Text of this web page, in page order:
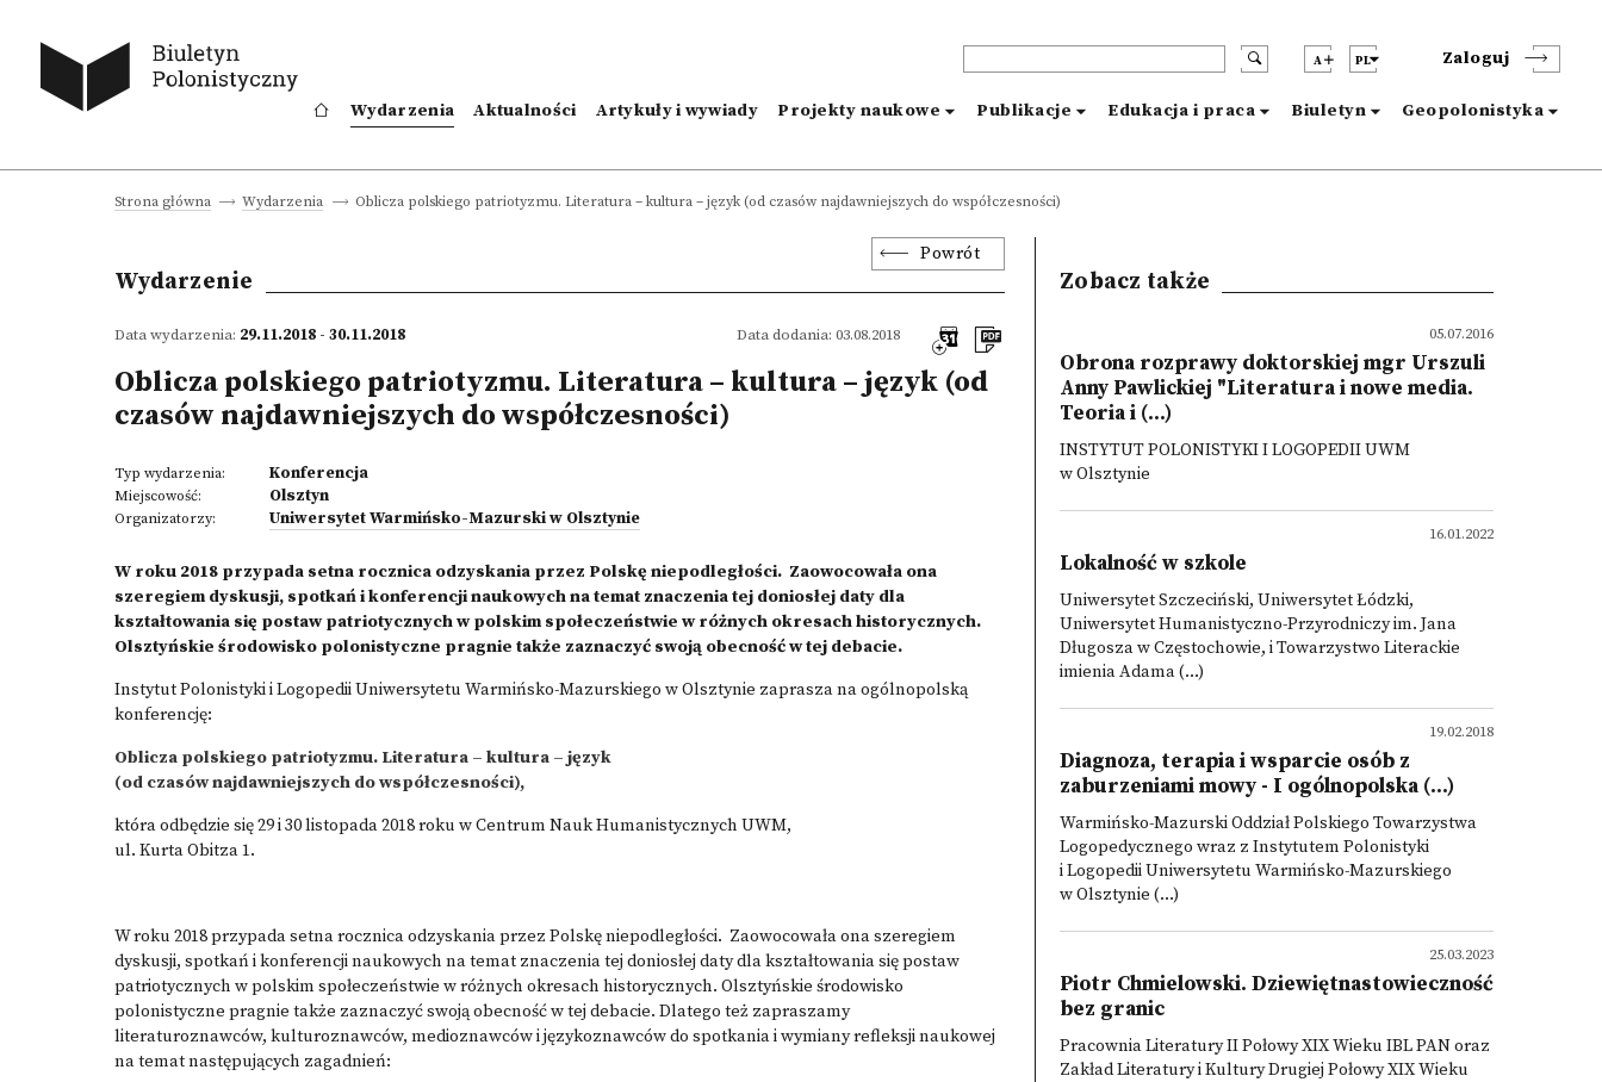
A PL Zaloguj
Wydarzenia Aktualności Artykuły i wywiady Projekty naukowe Publikacje Edukacja i praca Biuletyn Geopolonistyka
Strona główna Wydarzenia Oblicza polskiego patriotyzmu. Literatura – kultura – język (od czasów najdawniejszych do współczesności)
Powrót
Wydarzenie
Data wydarzenia: 29.11.2018 - 30.11.2018 Data dodania: 03.08.2018
Oblicza polskiego patriotyzmu. Literatura – kultura – język (od
czasów najdawniejszych do współczesności)
Typ wydarzenia: Konferencja
Miejscowość: Olsztyn
Organizatorzy: Uniwersytet Warmińsko-Mazurski w Olsztynie
W roku 2018 przypada setna rocznica odzyskania przez Polskę niepodległości. Zaowocowała ona
szeregiem dyskusji, spotkań i konferencji naukowych na temat znaczenia tej doniosłej daty dla
kształtowania się postaw patriotycznych w polskim społeczeństwie w różnych okresach historycznych.
Olsztyńskie środowisko polonistyczne pragnie także zaznaczyć swoją obecność w tej debacie.
Instytut Polonistyki i Logopedii Uniwersytetu Warmińsko-Mazurskiego w Olsztynie zaprasza na ogólnopolską
konferencję:
Oblicza polskiego patriotyzmu. Literatura – kultura – język
(od czasów najdawniejszych do współczesności),
która odbędzie się 29 i 30 listopada 2018 roku w Centrum Nauk Humanistycznych UWM,
ul. Kurta Obitza 1.
W roku 2018 przypada setna rocznica odzyskania przez Polskę niepodległości. Zaowocowała ona szeregiem
dyskusji, spotkań i konferencji naukowych na temat znaczenia tej doniosłej daty dla kształtowania się postaw
patriotycznych w polskim społeczeństwie w różnych okresach historycznych. Olsztyńskie środowisko
polonistyczne pragnie także zaznaczyć swoją obecność w tej debacie. Dlatego też zapraszamy
literaturoznawców, kulturoznawców, medioznawców i językoznawców do spotkania i wymiany refleksji naukowej
na temat następujących zagadnień:
Zobacz także
05.07.2016
Obrona rozprawy doktorskiej mgr Urszuli
Anny Pawlickiej "Literatura i nowe media.
Teoria i (...)
INSTYTUT POLONISTYKI I LOGOPEDII UWM
w Olsztynie
16.01.2022
Lokalność w szkole
Uniwersytet Szczeciński, Uniwersytet Łódzki,
Uniwersytet Humanistyczno-Przyrodniczy im. Jana
Długosza w Częstochowie, i Towarzystwo Literackie
imienia Adama (...)
19.02.2018
Diagnoza, terapia i wsparcie osób z
zaburzeniami mowy - I ogólnopolska (...)
Warmińsko-Mazurski Oddział Polskiego Towarzystwa
Logopedycznego wraz z Instytutem Polonistyki
i Logopedii Uniwersytetu Warmińsko-Mazurskiego
w Olsztynie (...)
25.03.2023
Piotr Chmielowski. Dziewiętnastowieczność
bez granic
Pracownia Literatury II Połowy XIX Wieku IBL PAN oraz
Zakład Literatury i Kultury Drugiej Połowy XIX Wieku